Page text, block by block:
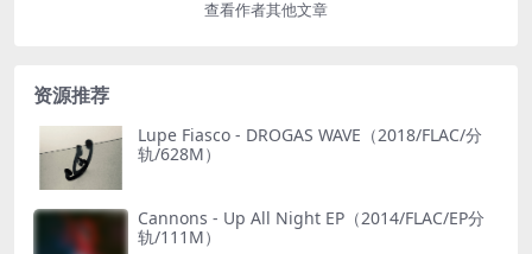
查看作者其他文章
资源推荐
Lupe Fiasco - DROGAS WAVE（2018/FLAC/分
轨/628M）
Cannons - Up All Night EP（2014/FLAC/EP分
轨/111M）